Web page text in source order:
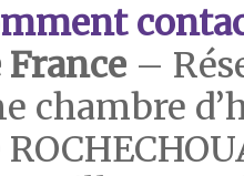
France –
chambre